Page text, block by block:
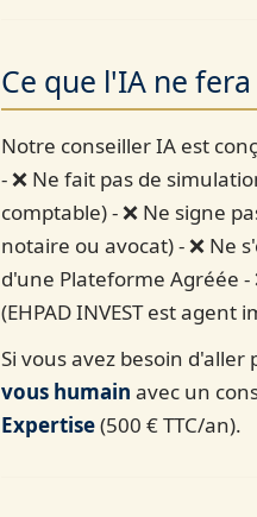
Ce que l'IA ne fera
Notre conseiller IA est
- ❌ Ne fait pas de
comptable) - ❌ Ne signe
notaire ou avocat) - ❌ Ne
d'une Plateforme Agréée
(EHPAD INVEST est agent
Si vous avez besoin
vous humain avec un
Expertise(500 € TTC/an).